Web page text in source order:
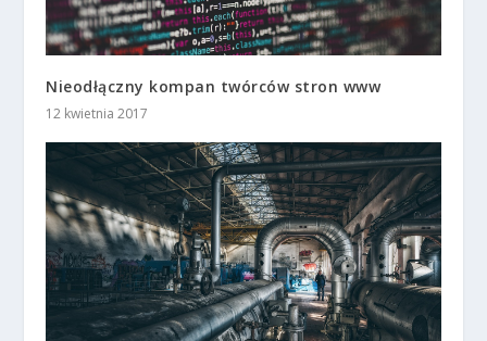
Nieodłączny kompan twórców stron www
12 kwietnia 2017